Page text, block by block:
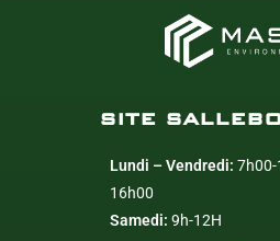
SITE
Lundi – Vendredi:
16h00
Samedi: 9h-12H